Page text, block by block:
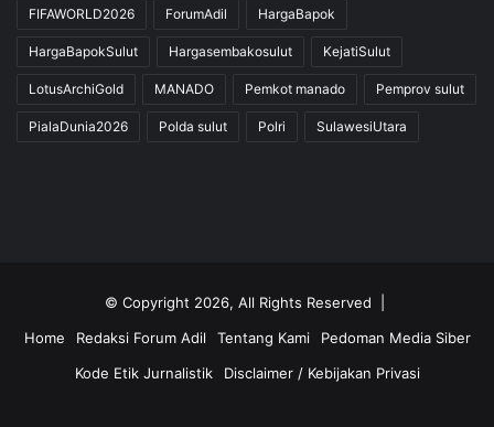
FIFAWORLD2026 ForumAdil HargaBapok
HargaBapokSulut Hargasembakosulut KejatiSulut
LotusArchiGold MANADO Pemkot manado Pemprov sulut
PialaDunia2026 Polda sulut Polri SulawesiUtara
© Copyright 2026, All Rights Reserved |
Home
Redaksi Forum Adil Tentang Kami
Pedoman Media Siber
Kode Etik Jurnalistik
Disclaimer / Kebijakan Privasi